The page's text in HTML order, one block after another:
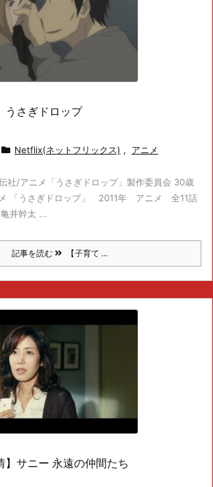
うさぎドロップ
Netflix(ネットフリックス) , アニメ
社/アニメ「うさぎドロップ」製作委員会 30歳
「うさぎドロップ」 2011年 アニメ 全11話
井幹太 ...
記事を読む 【子育て ...
】サニー 永遠の仲間たち